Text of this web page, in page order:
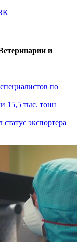
и
по
15,5 тыс. тонн
экспортера